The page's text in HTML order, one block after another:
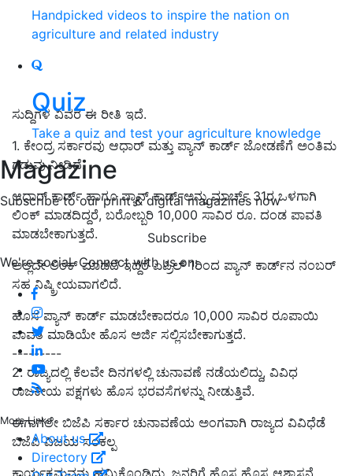
Handpicked videos to inspire the nation on
agriculture and related industry
Quiz
Take a quiz and test your agriculture knowledge
Magazine
Subscribe to our print & digital magazines now
Subscribe
We're social. Connect with us on:
More Links
About us
Directory
ಸುದ್ದಿಗಳ ವಿವರ ಈ ರೀತಿ ಇದೆ.
1. ಕೇಂದ್ರ ಸರ್ಕಾರವು ಆಧಾರ್‌ ಮತ್ತು ಪ್ಯಾನ್‌ ಕಾರ್ಡ್‌ ಜೋಡಣೆಗೆ ಅಂತಿಮ
ಗಡುವು ನೀಡಿದೆ.
ಆಧಾರ್‌ ಕಾರ್ಡ್‌ ಹಾಗೂ ಪ್ಯಾನ್‌ ಕಾರ್ಡ್‌ಅನ್ನು ಮಾರ್ಚ್‌ 31ರ ಒಳಗಾಗಿ
ಲಿಂಕ್‌ ಮಾಡದಿದ್ದರೆ, ಬರೋಬ್ಬರಿ 10,000 ಸಾವಿರ ರೂ. ದಂಡ ಪಾವತಿ
ಮಾಡಬೇಕಾಗುತ್ತದೆ.
ಅಲ್ಲದೇ ಲಿಂಕ್‌ ಮಾಡದೆ ಇದ್ದರೆ ಏಪ್ರಿಲ್‌ 1ರಿಂದ ಪ್ಯಾನ್‌ ಕಾರ್ಡ್‌ನ ನಂಬರ್‌
ಸಹ ನಿಷ್ಕ್ರೀಯವಾಗಲಿದೆ.
ಹೊಸ ಪ್ಯಾನ್‌ ಕಾರ್ಡ್‌ ಮಾಡಬೇಕಾದರೂ 10,000 ಸಾವಿರ ರೂಪಾಯಿ
ಪಾವತಿ ಮಾಡಿಯೇ ಹೊಸ ಅರ್ಜಿ ಸಲ್ಲಿಸಬೇಕಾಗುತ್ತದೆ.
---------
2. ರಾಜ್ಯದಲ್ಲಿ ಕೆಲವೇ ದಿನಗಳಲ್ಲಿ ಚುನಾವಣೆ ನಡೆಯಲಿದ್ದು, ವಿವಿಧ
ರಾಜಕೀಯ ಪಕ್ಷಗಳು ಹೊಸ ಭರವಸೆಗಳನ್ನು ನೀಡುತ್ತಿವೆ.
ಈಗಾಗಲೇ ಬಿಜೆಪಿ ಸರ್ಕಾರ ಚುನಾವಣೆಯ ಅಂಗವಾಗಿ ರಾಜ್ಯದ ವಿವಿಧೆಡೆ
ಬಿಜೆಪಿ ವಿಜಯ ಸಂಕಲ್ಪ